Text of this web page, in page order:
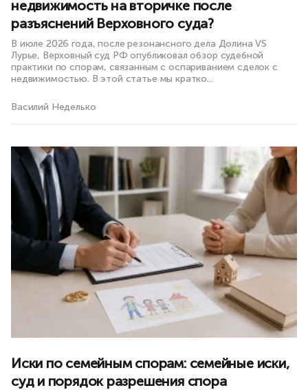
недвижимость на вторичке после
разъяснений Верховного суда?
В июле 2026 года, после резонансного дела Долина VS
Лурье, Верховный суд РФ опубликовал обзор судебной
практики по спорам, связанным с оспариванием сделок с
недвижимостью. В этой статье мы кратко...
Василий Неделько
Иски по семейным спорам: семейные иски,
суд и порядок разрешения спора